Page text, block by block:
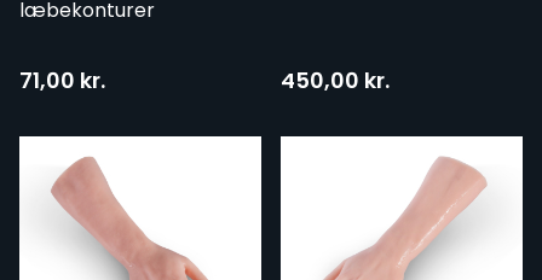
læbekonturer
71,00 kr. 450,00 kr.